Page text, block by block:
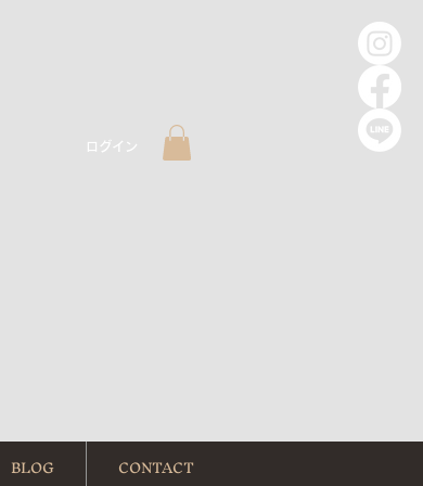
BLOG CONTACT
ログイン